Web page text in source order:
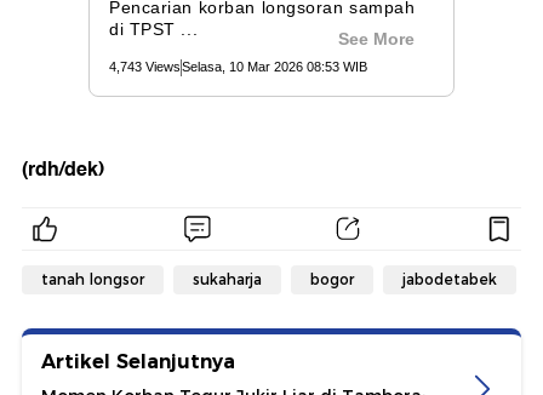
(rdh/dek)
tanah longsor sukaharja bogor jabodetabek
Artikel Selanjutnya